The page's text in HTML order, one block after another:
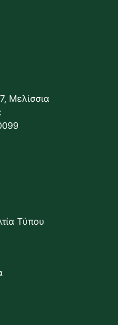
Μελίσσια
Τύπου